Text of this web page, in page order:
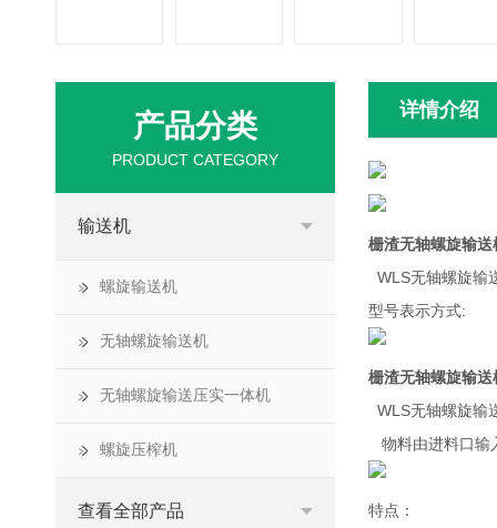
详情介绍
栅渣无轴螺旋输送
WLS无轴螺旋输
型号表示方式:
栅渣无轴螺旋输送
WLS无轴螺旋输
物料由进料口输
特点：
产品分类
PRODUCT CATEGORY
输送机
螺旋输送机
无轴螺旋输送机
无轴螺旋输送压实一体机
螺旋压榨机
查看全部产品